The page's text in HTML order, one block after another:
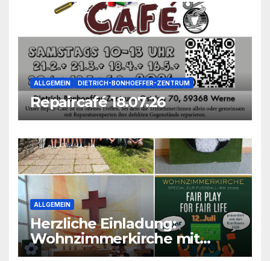
ALLGEMEIN DIETRICH-BONHOEFFER-ZENTRUM
Repaircafé 18.07.26
ALLGEMEIN
Herzliche Einladung:
Wohnzimmerkirche mit
unseren Konfis